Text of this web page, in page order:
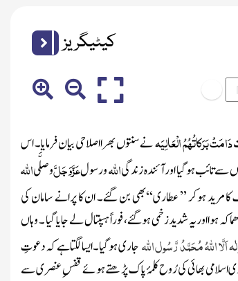
کیٹیگریز
دَامَتْ بَرَکاتُہُمُ الْعَالِیَہنے سنتوں بھرا اصلاحی بیان فرمایا ۔ اس
سے تائب ہوگیا اور آئندہ زندگیاللہورسولعَزَّوَجَلَّو صلَّیاللہ
مرید ہوکر’’ عطاری‘‘بھی بن گئے۔ ان کا پرانے سامان کی
ہوااوریہ شدیدزخمی ہوگئے، فوراً ہسپتال لے جایا گیا ۔ وہاں
اَلَّا اللہُ مُحَمَّدُ رَّسُول اللہجاری ہوگیا۔ایسا لگتا ہے کہ دعوتِ
بھائی کی رُوح کلمۂ پاکپڑھتے ہوئے قفسِ عنصری سے